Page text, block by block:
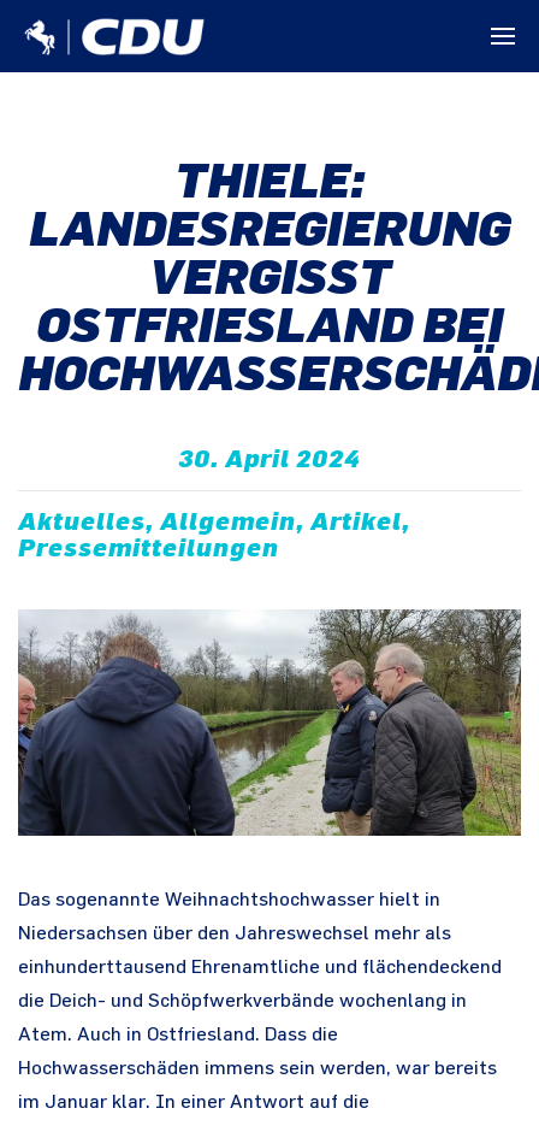
THIELE:
LANDESREGIERUNG
VERGISST
OSTFRIESLAND BEI
30. April 2024
Aktuelles, Allgemein, Artikel,
Pressemitteilungen
Das sogenannte Weihnachtshochwasser hielt in
Niedersachsen über den Jahreswechsel mehr als
einhunderttausend Ehrenamtliche und flächendeckend
die Deich- und Schöpfwerkverbände wochenlang in
Atem. Auch in Ostfriesland. Dass die
Hochwasserschäden immens sein werden, war bereits
im Januar klar. In einer Antwort auf die